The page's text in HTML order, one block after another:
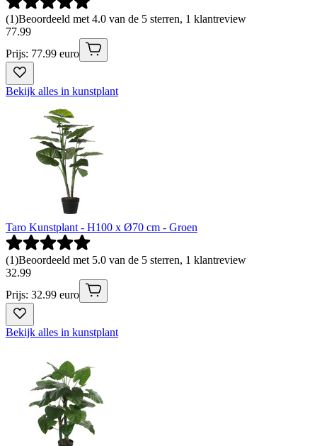
(1)Beoordeeld met 4.0 van de 5 sterren, 1 klantreview
77.99
Prijs: 77.99 euro
Bekijk alles in kunstplant
Taro Kunstplant - H100 x Ø70 cm - Groen
(1)Beoordeeld met 5.0 van de 5 sterren, 1 klantreview
32.99
Prijs: 32.99 euro
Bekijk alles in kunstplant